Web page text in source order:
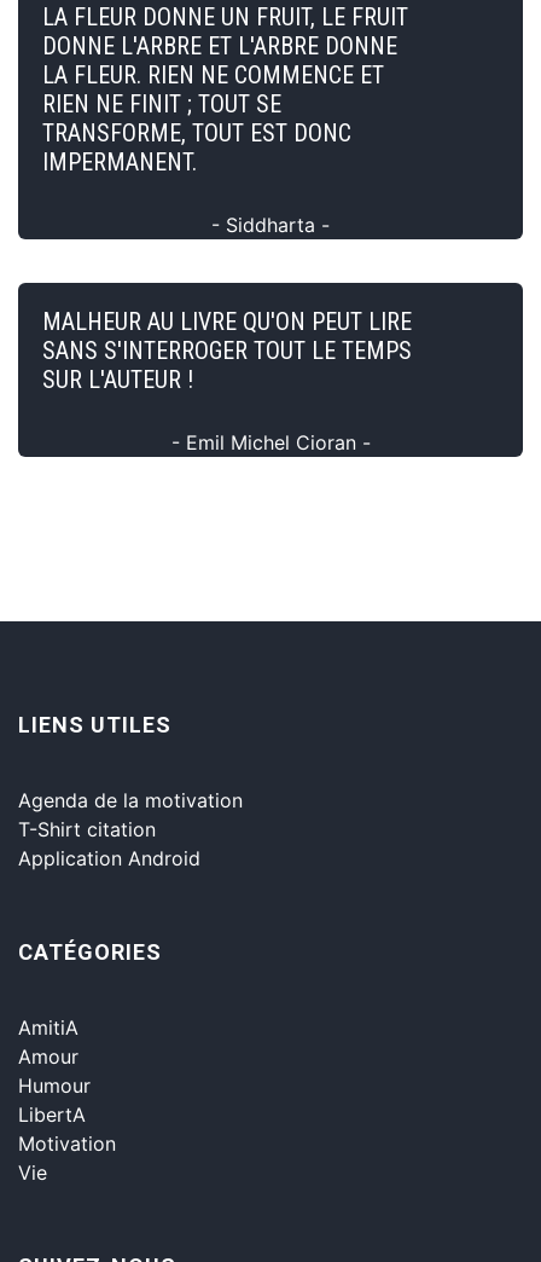
LA FLEUR DONNE UN FRUIT, LE FRUIT
DONNE L'ARBRE ET L'ARBRE DONNE
LA FLEUR. RIEN NE COMMENCE ET
RIEN NE FINIT ; TOUT SE
TRANSFORME, TOUT EST DONC
IMPERMANENT.
- Siddharta -
MALHEUR AU LIVRE QU'ON PEUT LIRE
SANS S'INTERROGER TOUT LE TEMPS
SUR L'AUTEUR !
- Emil Michel Cioran -
LIENS UTILES
Agenda de la motivation
T-Shirt citation
Application Android
CATÉGORIES
AmitiA
Amour
Humour
LibertA
Motivation
Vie